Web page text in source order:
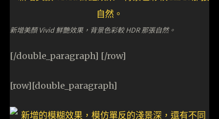
新增美顏 Vivid 鮮艷效果，背景色彩較 HDR 那張自然。
[/double_paragraph] [/row]
[row][double_paragraph]